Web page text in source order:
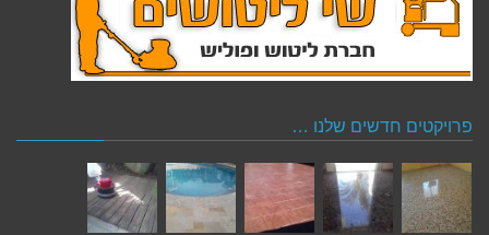
פרויקטים חדשים שלנו …